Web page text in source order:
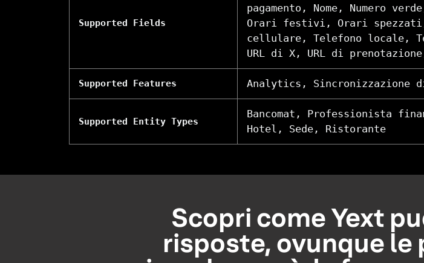
Supported Fields
pagamento, Nome, Numero
Orari festivi, Orari
cellulare, Telefono locale,
URL di X, URL di
Supported Features Analytics, Sincronizzazione
Supported Entity Types
Bancomat, Professionista
Hotel, Sede, Ristorante
Scopri come Yext
risposte, ovunque